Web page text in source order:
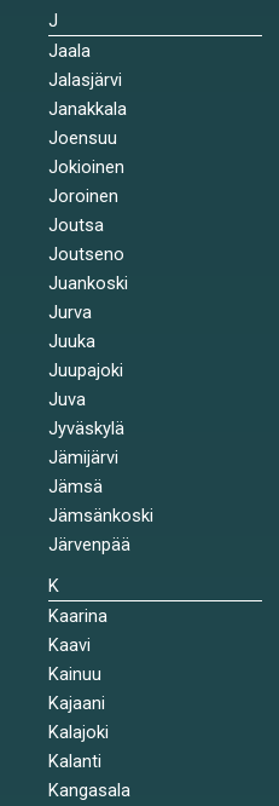
J
Jaala
Jalasjärvi
Janakkala
Joensuu
Jokioinen
Joroinen
Joutsa
Joutseno
Juankoski
Jurva
Juuka
Juupajoki
Juva
Jyväskylä
Jämijärvi
Jämsä
Jämsänkoski
Järvenpää
K
Kaarina
Kaavi
Kainuu
Kajaani
Kalajoki
Kalanti
Kangasala